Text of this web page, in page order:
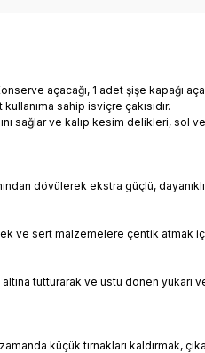
açacağı, 1 adet şişe kapağı
sahip isviçre çakısıdır.
sağlar ve kalıp kesim delikleri, sol
dövülerek ekstra güçlü,
ve sert malzemelere çentik atmak
tutturarak ve üstü dönen
küçük tırnakları kaldırmak,